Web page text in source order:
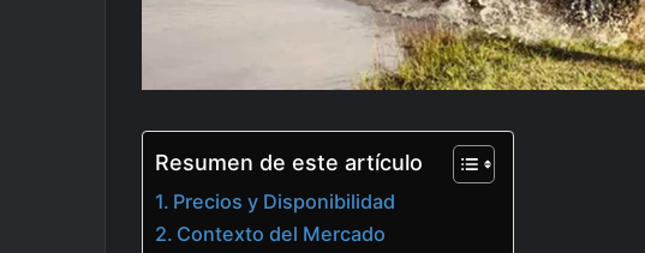
Resumen de este artículo
Precios y Disponibilidad
Contexto del Mercado